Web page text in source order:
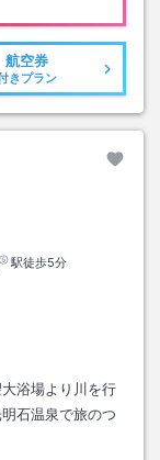
航空券
きプラン
駅徒歩5分
浴場より川を行
石温泉で旅のつ